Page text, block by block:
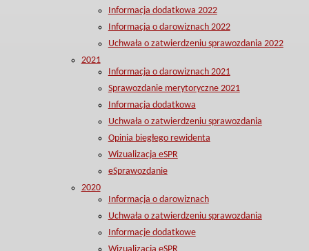
Informacja dodatkowa 2022
Informacja o darowiznach 2022
Uchwała o zatwierdzeniu sprawozdania 2022
2021
Informacja o darowiznach 2021
Sprawozdanie merytoryczne 2021
Informacja dodatkowa
Uchwała o zatwierdzeniu sprawozdania
Opinia biegłego rewidenta
Wizualizacja eSPR
eSprawozdanie
2020
Informacja o darowiznach
Uchwała o zatwierdzeniu sprawozdania
Informacje dodatkowe